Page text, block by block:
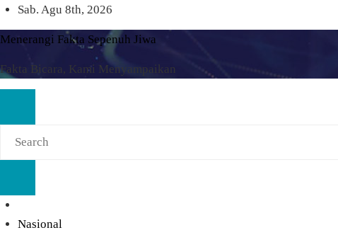
Skip
to
content
Sab. Agu 8th, 2026
Menerangi Fakta Sepenuh Jiwa
Fakta Bicara, Kami Menyampaikan
Nasional